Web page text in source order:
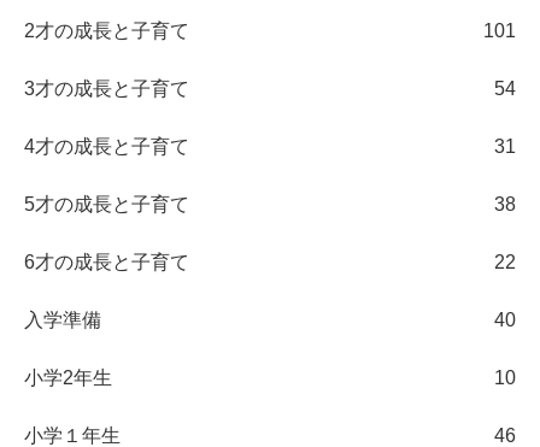
2才の成長と子育て 101
3才の成長と子育て 54
4才の成長と子育て 31
5才の成長と子育て 38
6才の成長と子育て 22
入学準備 40
小学2年生 10
小学１年生 46